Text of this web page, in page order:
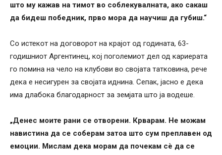
што му кажав на тимот во соблекувалната, ако сакаш
да бидеш победник, прво мора да научиш да губиш.“
Со истекот на договорот на крајот од годината, 63-
годишниот Аргентинец, кој поголемиот дел од кариерата
го помина на чело на клубови во својата татковина, рече
дека е несигурен за својата иднина. Сепак, јасно е дека
има длабока благодарност за земјата што ја водеше.
„Денес моите рани се отворени. Крварам. Не можам
навистина да се соберам затоа што сум преплавен од
емоции. Мислам дека морам да почекам сè да се